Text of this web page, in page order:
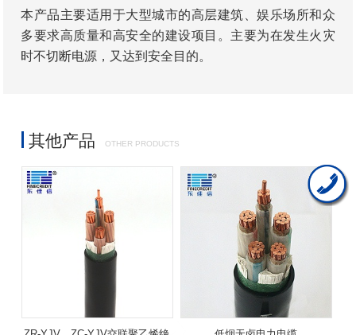
本产品主要适用于大型城市的高层建筑、娱乐场所和众
多要求高质量和高安全的建设项目。主要为在发生火灾
时不切断电源，又达到安全目的。
其他产品 OTHER PRODUCTS